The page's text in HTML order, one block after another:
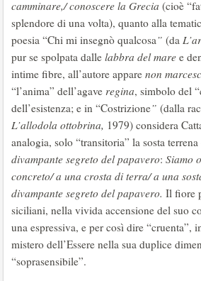
camminare,/ conoscere la Grecia (cioè
splendore di una volta), quanto alla
poesia “Chi mi insegnò qualcosa” (da
pur se spolpata dalle labbra del mare e
intime fibre, all’autore appare non
“l’anima” dell’agave regina, simbolo del
dell’esistenza; e in “Costrizione” (dalla
L’allodola ottobrina, 1979) considera
analogia, solo “transitoria” la sosta
divampante segreto del papavero: Siamo
concreto/ a una crosta di terra/ a una
divampante segreto del papavero. Il fiore
siciliani, nella vivida accensione del suo
una espressiva, e per così dire “cruenta”,
mistero dell’Essere nella sua duplice
“soprasensibile”.